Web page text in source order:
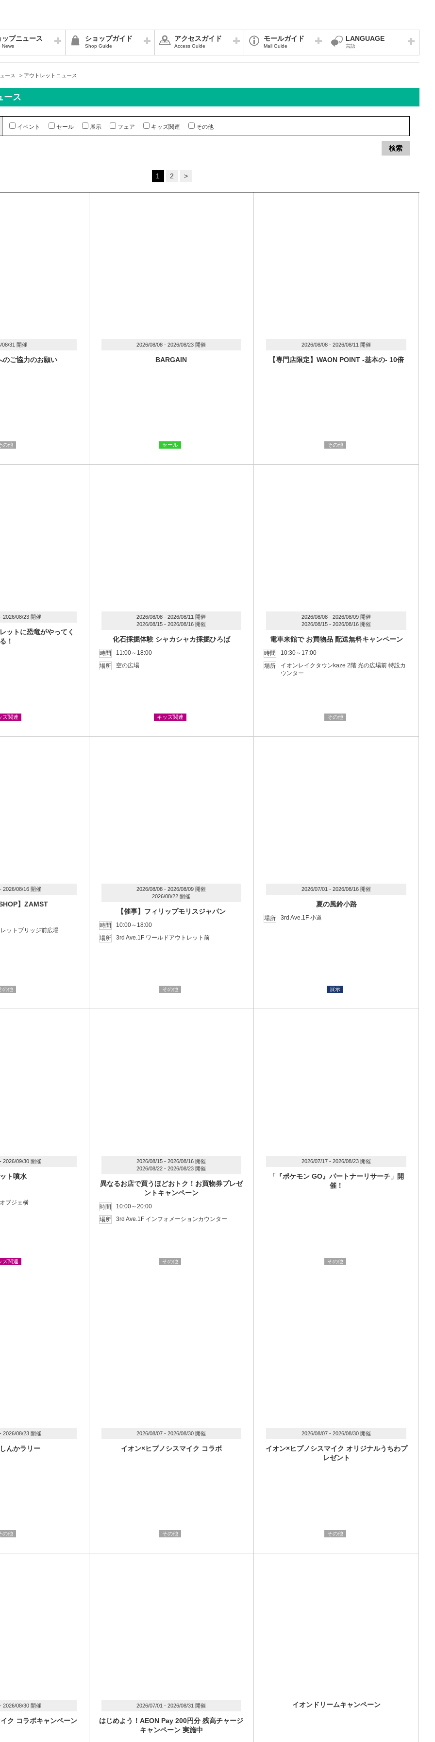
ップニュース
News
ショップガイド
Shop Guide
アクセスガイド
Access Guide
モールガイド
Mall Guide
LANGUAGE
言語
ース > アウトレットニュース
ース
イベント セール 展示 フェア キッズ関連 その他
1 2 >
08/31 開催
のご協力のお願い
の他
2026/08/08 - 2026/08/23 開催
BARGAIN
セール
2026/08/08 - 2026/08/11 開催
【専門店限定】WAON POINT -基本の- 10倍
その他
2026/08/23 開催
ットに恐竜がやってく
る！
ズ関連
2026/08/08 - 2026/08/11 開催
2026/08/15 - 2026/08/16 開催
化石採掘体験 シャカシャカ採掘ひろば
時間
11:00～18:00
場所
空の広場
キッズ関連
2026/08/08 - 2026/08/09 開催
2026/08/15 - 2026/08/16 開催
電車来館で お買物品 配送無料キャンペーン
時間
10:30～17:00
場所
イオンレイクタウンkaze 2階 光の広場前 特設カ
ウンター
その他
2026/08/16 開催
】ZAMST
ットブリッジ前広場
の他
2026/08/08 - 2026/08/09 開催
2026/08/22 開催
【催事】フィリップモリスジャパン
時間
10:00～18:00
場所
3rd Ave.1F ワールドアウトレット前
その他
2026/07/01 - 2026/08/16 開催
夏の風鈴小路
場所 3rd Ave.1F 小道
展示
2026/09/30 開催
ト噴水
ブジェ横
ズ関連
2026/08/15 - 2026/08/16 開催
2026/08/22 - 2026/08/23 開催
異なるお店で買うほどおトク！お買物券プレゼ
ントキャンペーン
時間
10:00～20:00
場所
3rd Ave.1F インフォメーションカウンター
その他
2026/07/17 - 2026/08/23 開催
「『ポケモン GO』パートナーリサーチ」開
催！
その他
2026/08/23 開催
んかラリー
の他
2026/08/07 - 2026/08/30 開催
イオン×ヒプノシスマイク コラボ
その他
2026/08/07 - 2026/08/30 開催
イオン×ヒプノシスマイク オリジナルうちわプ
レゼント
その他
2026/08/30 開催
ク コラボキャンペーン
2026/07/01 - 2026/08/31 開催
はじめよう！AEON Pay 200円分 残高チャージ
キャンペーン 実施中
イオンドリームキャンペーン